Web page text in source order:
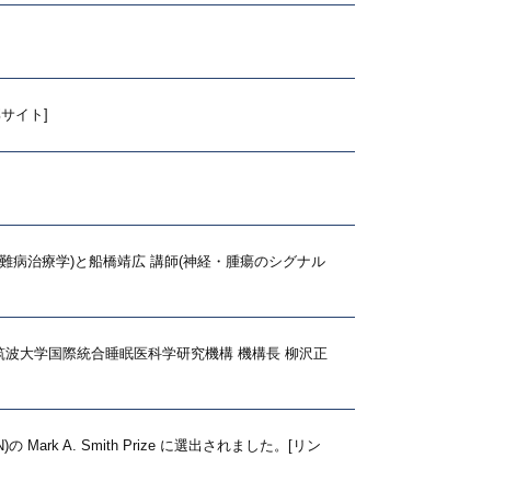
イト]
病治療学)と船橋靖広 講師(神経・腫瘍のシグナル
大学国際統合睡眠医科学研究機構 機構長 柳沢正
の Mark A. Smith Prize に選出されました。[リン